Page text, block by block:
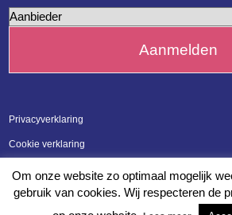
Privacyverklaring
Cookie verklaring
Om onze website zo optimaal mogelijk
gebruik van cookies. Wij respecteren de